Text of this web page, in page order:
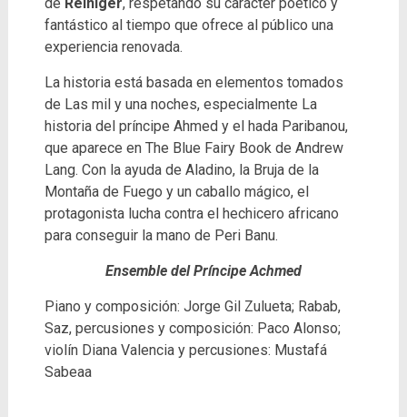
fantástico al tiempo que ofrece al público una
experiencia renovada.
La historia está basada en elementos tomados
de Las mil y una noches, especialmente La
historia del príncipe Ahmed y el hada Paribanou,
que aparece en The Blue Fairy Book de Andrew
Lang. Con la ayuda de Aladino, la Bruja de la
Montaña de Fuego y un caballo mágico, el
protagonista lucha contra el hechicero africano
para conseguir la mano de Peri Banu.
Ensemble del Príncipe Achmed
Piano y composición: Jorge Gil Zulueta; Rabab,
Saz, percusiones y composición: Paco Alonso;
violín Diana Valencia y percusiones: Mustafá
Sabeaa